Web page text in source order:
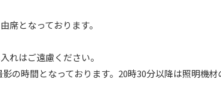
席となっております。
れはご遠慮ください。
の時間となっております。20時30分以降は照明機